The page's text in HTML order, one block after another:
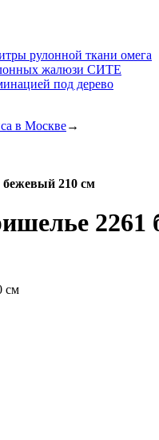
рулонной ткани омега
жалюзи СИТЕ
под дерево
в Москве→
бежевый 210 см
2261